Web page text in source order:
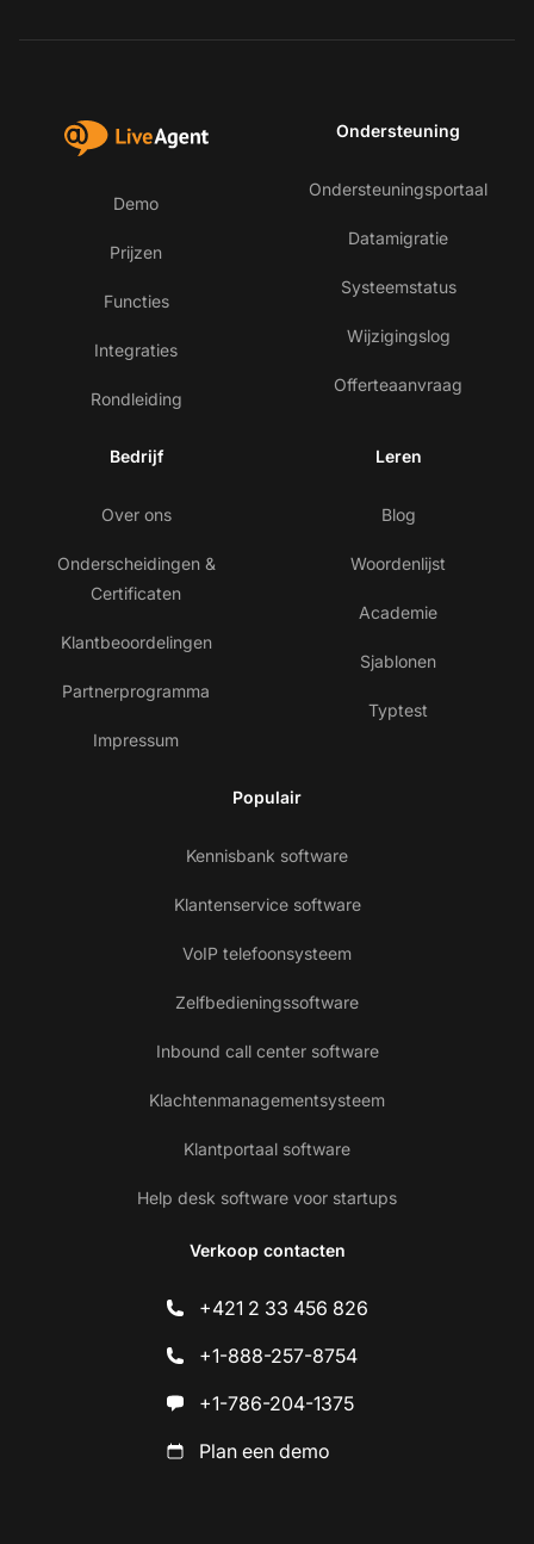
Demo
Prijzen
Functies
Integraties
Rondleiding
Ondersteuning
Ondersteuningsportaal
Datamigratie
Systeemstatus
Wijzigingslog
Offerteaanvraag
Bedrijf
Over ons
Onderscheidingen &
Certificaten
Klantbeoordelingen
Partnerprogramma
Impressum
Leren
Blog
Woordenlijst
Academie
Sjablonen
Typtest
Populair
Kennisbank software
Klantenservice software
VoIP telefoonsysteem
Zelfbedieningssoftware
Inbound call center software
Klachtenmanagementsysteem
Klantportaal software
Help desk software voor startups
Verkoop contacten
+421 2 33 456 826
+1-888-257-8754
+1-786-204-1375
Plan een demo